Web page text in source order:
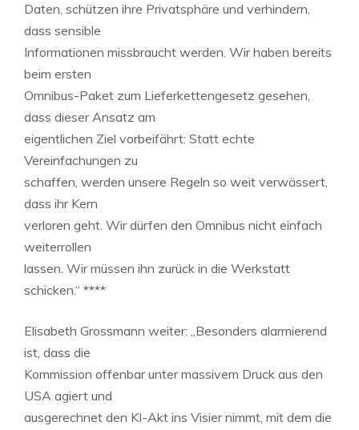
Daten, schützen ihre Privatsphäre und verhindern,
dass sensible
Informationen missbraucht werden. Wir haben bereits
beim ersten
Omnibus-Paket zum Lieferkettengesetz gesehen,
dass dieser Ansatz am
eigentlichen Ziel vorbeifährt: Statt echte
Vereinfachungen zu
schaffen, werden unsere Regeln so weit verwässert,
dass ihr Kern
verloren geht. Wir dürfen den Omnibus nicht einfach
weiterrollen
lassen. Wir müssen ihn zurück in die Werkstatt
schicken.“ ****
Elisabeth Grossmann weiter: „Besonders alarmierend
ist, dass die
Kommission offenbar unter massivem Druck aus den
USA agiert und
ausgerechnet den KI-Akt ins Visier nimmt, mit dem die